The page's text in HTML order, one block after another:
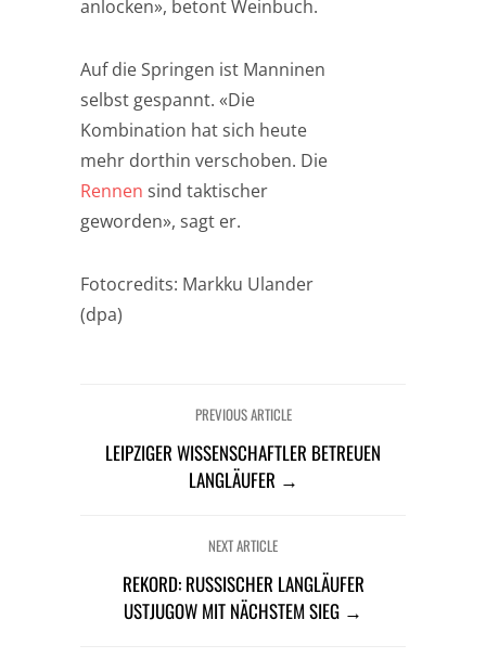
anlocken», betont Weinbuch.
Auf die Springen ist Manninen
selbst gespannt. «Die
Kombination hat sich heute
mehr dorthin verschoben. Die
Rennen sind taktischer
geworden», sagt er.
Fotocredits: Markku Ulander
(dpa)
PREVIOUS ARTICLE
LEIPZIGER WISSENSCHAFTLER BETREUEN
LANGLÄUFER →
NEXT ARTICLE
REKORD: RUSSISCHER LANGLÄUFER
USTJUGOW MIT NÄCHSTEM SIEG →